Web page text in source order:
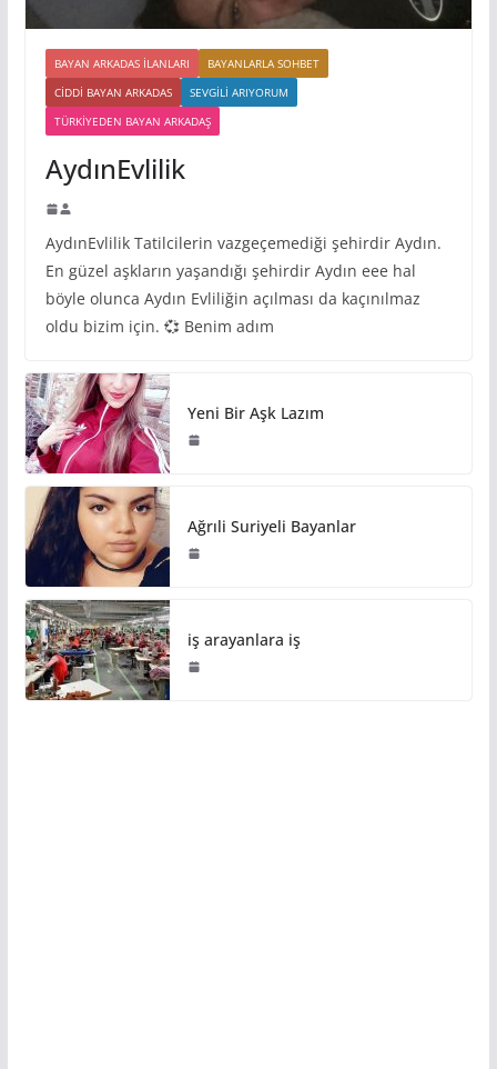
BAYAN ARKADAS ILANLARI
BAYANLARLA SOHBET
CIDDI BAYAN ARKADAS
SEVGILI ARIYORUM
TÜRKIYEDEN BAYAN ARKADAŞ
AydınEvlilik
AydınEvlilik Tatilcilerin vazgeçemediği şehirdir Aydın.
En güzel aşkların yaşandığı şehirdir Aydın eee hal
böyle olunca Aydın Evliliğin açılması da kaçınılmaz
oldu bizim için. 💞 Benim adım
Yeni Bir Aşk Lazım
Ağrıli Suriyeli Bayanlar
iş arayanlara iş